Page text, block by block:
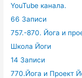
YouTube канала.
66 Записи
757.-870. Йога и
Школа Йоги
14 Записи
770.Йога и Проект